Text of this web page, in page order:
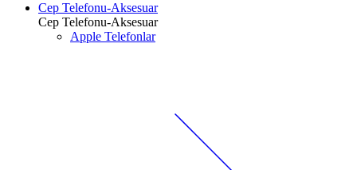
Cep Telefonu-Aksesuar
Cep Telefonu-Aksesuar
Apple Telefonlar